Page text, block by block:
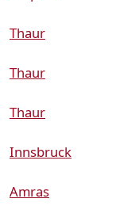
Thaur
Thaur
Thaur
Innsbruck
Amras